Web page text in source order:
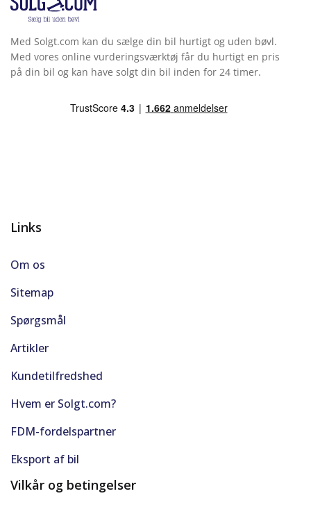
Vejbaneassistent
Med Solgt.com kan du sælge din bil hurtigt og uden bøvl.
Med vores online vurderingsværktøj får du hurtigt en pris
på din bil og kan have solgt din bil inden for 24 timer.
Links
Om os
Sitemap
Spørgsmål
Artikler
Kundetilfredshed
Hvem er Solgt.com?
FDM-fordelspartner
Eksport af bil
Vilkår og betingelser